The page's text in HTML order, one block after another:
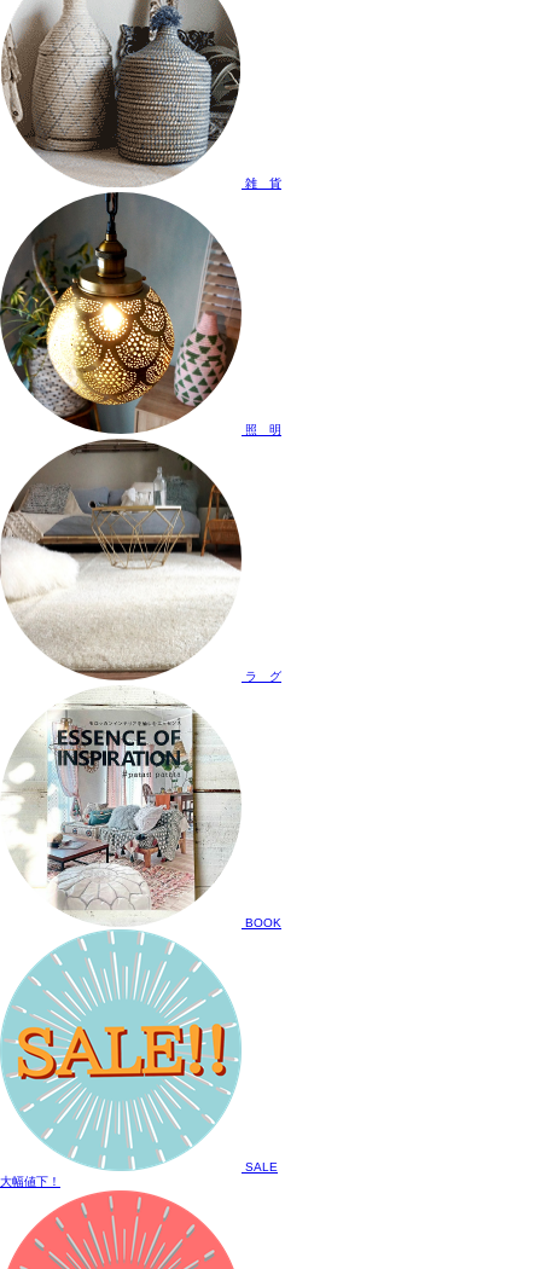
雑 貨
照 明
ラ グ
BOOK
SALE
大幅値下！